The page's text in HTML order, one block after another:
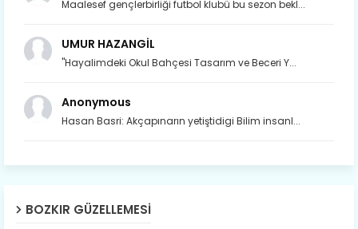
Maalesef gençlerbirliği futbol klubü bu sezon bekl...
UMUR HAZANGİL
"Hayalimdeki Okul Bahçesi Tasarım ve Beceri Y...
Anonymous
Hasan Basri: Akçapınarın yetiştidigi Bilim insanl...
BOZKIR GÜZELLEMESI
Son yıllarda orda yok artık ağlayan,
Susam; olur tahin gider nerelere ?